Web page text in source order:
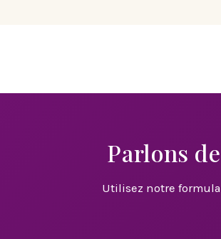
Parlons
Utilisez notre